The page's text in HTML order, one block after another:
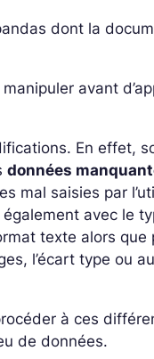
dont la
avant
En effet,
données
mal saisies par
avec le
texte alors que
l’écart type ou
à ces
de données.